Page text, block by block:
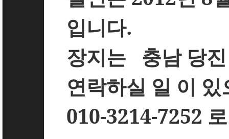
입니다.
장지는
충남 당
연락하실 일 이
010-3214-7252